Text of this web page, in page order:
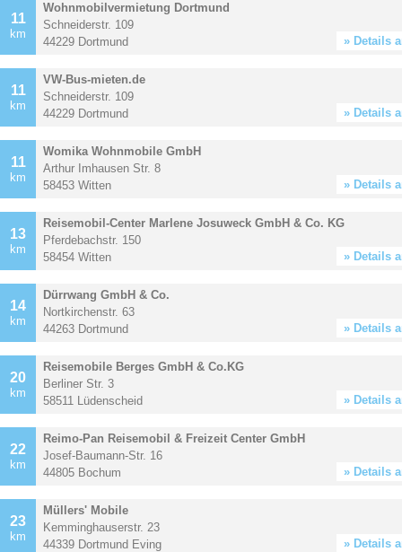
11
km
Wohnmobilvermietung Dortmund
Schneiderstr. 109
44229 Dortmund
» Details
11
km
VW-Bus-mieten.de
Schneiderstr. 109
44229 Dortmund
» Details
11
km
Womika Wohnmobile GmbH
Arthur Imhausen Str. 8
58453 Witten
» Details
13
km
Reisemobil-Center Marlene Josuweck GmbH & Co. KG
Pferdebachstr. 150
58454 Witten
» Details
14
km
Dürrwang GmbH & Co.
Nortkirchenstr. 63
44263 Dortmund
» Details
20
km
Reisemobile Berges GmbH & Co.KG
Berliner Str. 3
58511 Lüdenscheid
» Details
22
km
Reimo-Pan Reisemobil & Freizeit Center GmbH
Josef-Baumann-Str. 16
44805 Bochum
» Details
23
km
Müllers' Mobile
Kemminghauserstr. 23
44339 Dortmund Eving
» Details